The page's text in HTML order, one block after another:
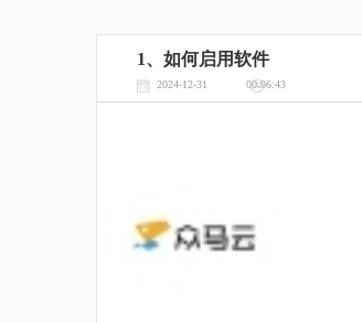
1、如何启用软件
2024-12-31 00:06:43